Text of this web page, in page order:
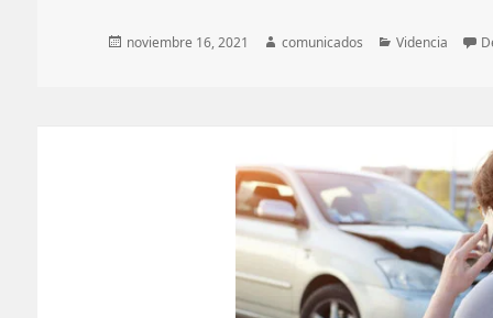
Publicado
noviembre 16, 2021 Autor
comunicados Categorías
Videncia